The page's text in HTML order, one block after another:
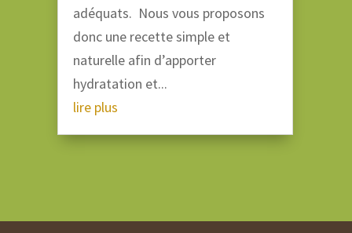
adéquats. Nous vous proposons
donc une recette simple et
naturelle afin d’apporter
hydratation et...
lire plus